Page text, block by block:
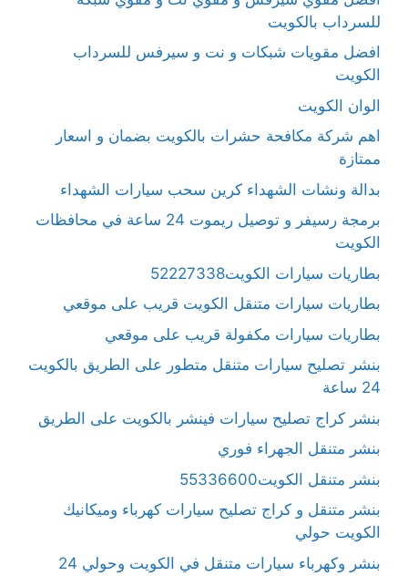
للسرداب بالكويت
افضل مقويات شبكات و نت و سيرفس للسرداب
الكويت
الوان الكويت
اهم شركة مكافحة حشرات بالكويت بضمان و اسعار
ممتازة
بدالة ونشات الشهداء كرين سحب سيارات الشهداء
برمجة رسيفر و توصيل ريموت 24 ساعة في محافظات
الكويت
بطاريات سيارات الكويت52227338
بطاريات سيارات متنقل الكويت قريب على موقعي
بطاريات سيارات مكفولة قريب على موقعي
بنشر تصليح سيارات متنقل متطور على الطريق بالكويت
24 ساعة
بنشر كراج تصليح سيارات فينشر بالكويت على الطريق
بنشر متنقل الجهراء فوري
بنشر متنقل الكويت55336600
بنشر متنقل و كراج تصليح سيارات كهرباء وميكانيك
الكويت حولي
بنشر وكهرباء سيارات متنقل في الكويت وحولي 24